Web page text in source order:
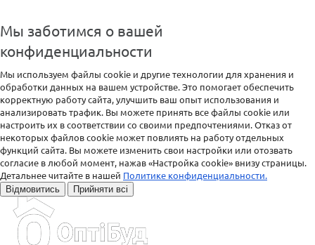
Мы заботимся о вашей
конфиденциальности
Мы используем файлы cookie и другие технологии для хранения и
обработки данных на вашем устройстве. Это помогает обеспечить
корректную работу сайта, улучшить ваш опыт использования и
анализировать трафик. Вы можете принять все файлы cookie или
настроить их в соответствии со своими предпочтениями. Отказ от
некоторых файлов cookie может повлиять на работу отдельных
функций сайта. Вы можете изменить свои настройки или отозвать
согласие в любой момент, нажав «Настройка cookie» внизу страницы.
Детальнее читайте в нашей Политике конфиденциальности.
Відмовитись Прийняти всі